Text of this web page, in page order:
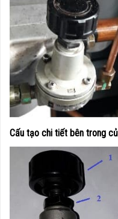
Cấu tạo chi tiết bên trong